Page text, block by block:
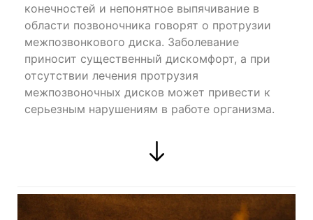
конечностей и непонятное выпячивание в
области позвоночника говорят о протрузии
межпозвонкового диска. Заболевание
приносит существенный дискомфорт, а при
отсутствии лечения протрузия
межпозвоночных дисков может привести к
серьезным нарушениям в работе организма.